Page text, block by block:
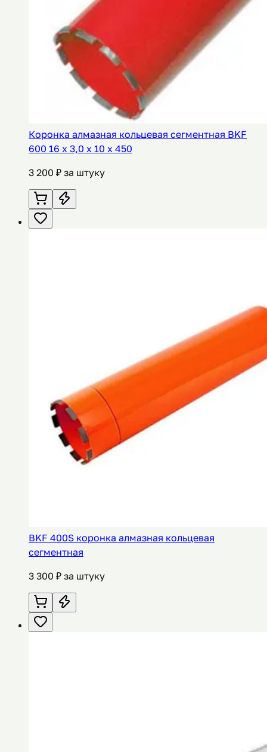
Коронка алмазная кольцевая сегментная BKF
600 16 х 3,0 х 10 х 450
3 200 ₽ за штуку
ВKF 400S коронка алмазная кольцевая
сегментная
3 300 ₽ за штуку